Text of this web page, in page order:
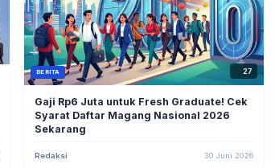
BERITA 27
Gaji Rp6 Juta untuk Fresh Graduate! Cek
Syarat Daftar Magang Nasional 2026
Sekarang
Redaksi 30 Juni 2026